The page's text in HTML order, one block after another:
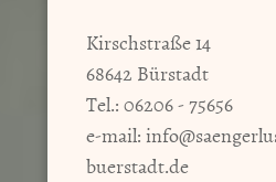
Kirschstraße 14
68642 Bürstadt
Tel.: 06206 - 75656
e-mail:
buerstadt.de